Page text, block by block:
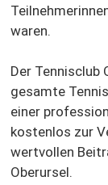
waren.
Der Tennisclub
gesamte
einer
kostenlos zur
wertvollen
Oberursel.